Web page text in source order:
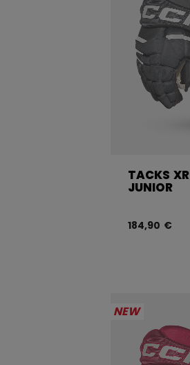
TACKS
JUNIOR
184,90 €
NEW